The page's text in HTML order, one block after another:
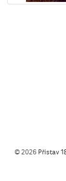
© 2026 Přístav